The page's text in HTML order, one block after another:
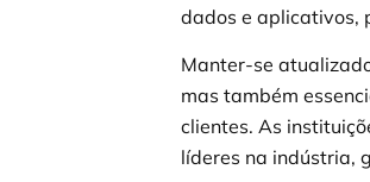
dados e aplicativos,
Manter-se
mas também
clientes. As
líderes na indústria,